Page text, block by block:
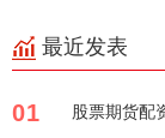
最近发表
01 股票期货配